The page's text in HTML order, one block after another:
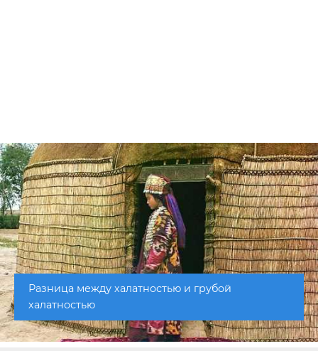
Разница между халатностью и грубой
халатностью